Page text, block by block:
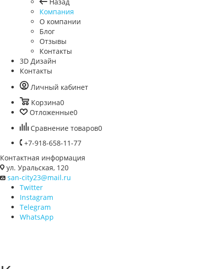
Компания
Назад
Компания
О компании
Блог
Отзывы
Контакты
3D Дизайн
Контакты
Корзина0
Сравнение товаров
+7-918-658-11-77
Контактная информация
ул. Уральская, 120
san-city23@mail.ru
Twitter
Instagram
Telegram